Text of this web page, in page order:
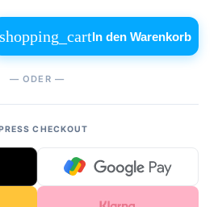
shopping_cartIn den Warenkorb
— ODER —
CHECKOUT